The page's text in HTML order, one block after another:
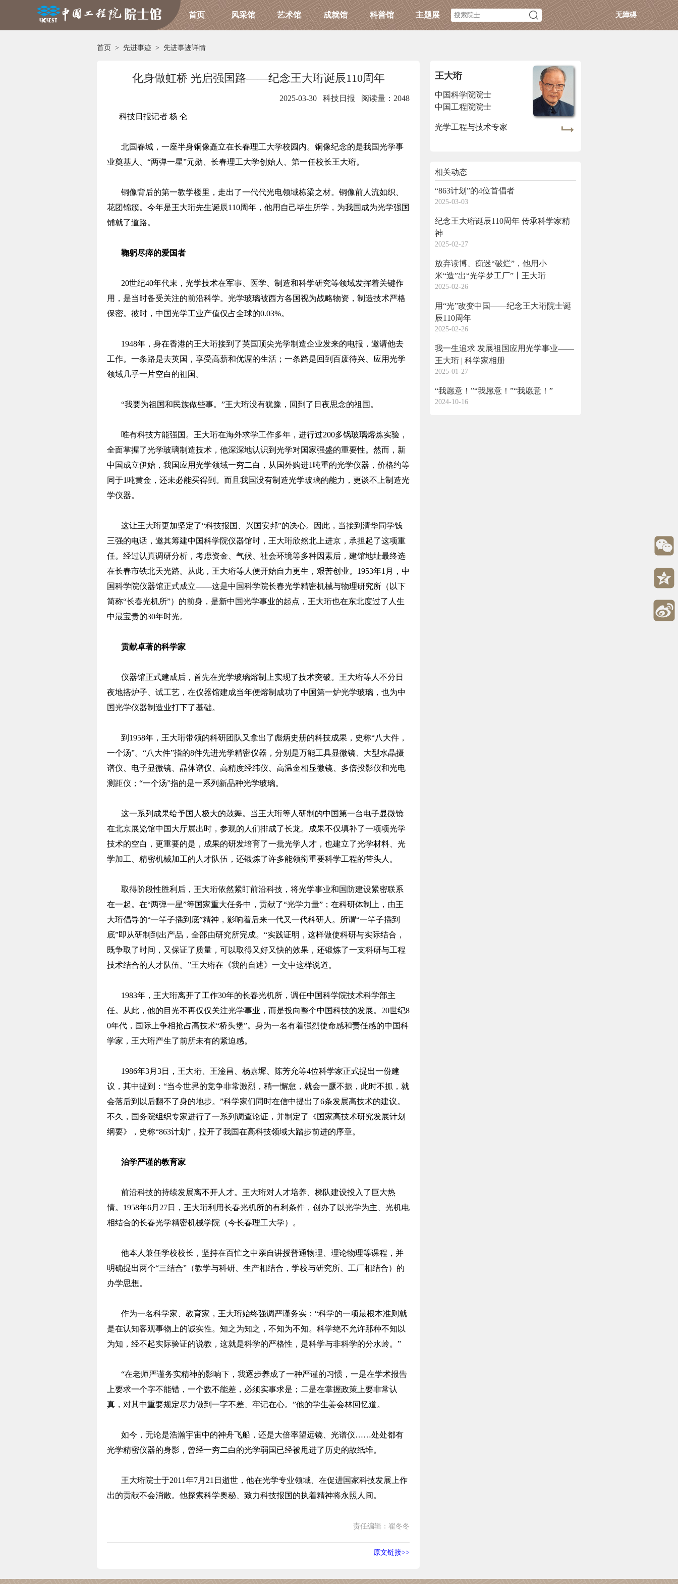
首页 风采馆 艺术馆 成就馆 科普馆 主题展 无障碍
首页 > 先进事迹 > 先进事迹详情
化身做虹桥 光启强国路——纪念王大珩诞辰110周年
2025-03-30 科技日报 阅读量：2048
科技日报记者 杨 仑
北国春城，一座半身铜像矗立在长春理工大学校园内。铜像纪念的是我国光学事
业奠基人、“两弹一星”元勋、长春理工大学创始人、第一任校长王大珩。
铜像背后的第一教学楼里，走出了一代代光电领域栋梁之材。铜像前人流如织、
花团锦簇。今年是王大珩先生诞辰110周年，他用自己毕生所学，为我国成为光学强国
铺就了道路。
鞠躬尽瘁的爱国者
20世纪40年代末，光学技术在军事、医学、制造和科学研究等领域发挥着关键作
用，是当时备受关注的前沿科学。光学玻璃被西方各国视为战略物资，制造技术严格
保密。彼时，中国光学工业产值仅占全球的0.03%。
1948年，身在香港的王大珩接到了英国顶尖光学制造企业发来的电报，邀请他去
工作。一条路是去英国，享受高薪和优渥的生活；一条路是回到百废待兴、应用光学
领域几乎一片空白的祖国。
“我要为祖国和民族做些事。”王大珩没有犹豫，回到了日夜思念的祖国。
唯有科技方能强国。王大珩在海外求学工作多年，进行过200多锅玻璃熔炼实验，
全面掌握了光学玻璃制造技术，他深深地认识到光学对国家强盛的重要性。然而，新
中国成立伊始，我国应用光学领域一穷二白，从国外购进1吨重的光学仪器，价格约等
同于1吨黄金，还未必能买得到。而且我国没有制造光学玻璃的能力，更谈不上制造光
学仪器。
这让王大珩更加坚定了“科技报国、兴国安邦”的决心。因此，当接到清华同学钱
三强的电话，邀其筹建中国科学院仪器馆时，王大珩欣然北上进京，承担起了这项重
任。经过认真调研分析，考虑资金、气候、社会环境等多种因素后，建馆地址最终选
在长春市铁北天光路。从此，王大珩等人便开始自力更生，艰苦创业。1953年1月，中
国科学院仪器馆正式成立——这是中国科学院长春光学精密机械与物理研究所（以下
简称“长春光机所”）的前身，是新中国光学事业的起点，王大珩也在东北度过了人生
中最宝贵的30年时光。
贡献卓著的科学家
仪器馆正式建成后，首先在光学玻璃熔制上实现了技术突破。王大珩等人不分日
夜地搭炉子、试工艺，在仪器馆建成当年便熔制成功了中国第一炉光学玻璃，也为中
国光学仪器制造业打下了基础。
到1958年，王大珩带领的科研团队又拿出了彪炳史册的科技成果，史称“八大件，
一个汤”。“八大件”指的8件先进光学精密仪器，分别是万能工具显微镜、大型水晶摄
谱仪、电子显微镜、晶体谱仪、高精度经纬仪、高温金相显微镜、多倍投影仪和光电
测距仪；“一个汤”指的是一系列新品种光学玻璃。
这一系列成果给予国人极大的鼓舞。当王大珩等人研制的中国第一台电子显微镜
在北京展览馆中国大厅展出时，参观的人们排成了长龙。成果不仅填补了一项项光学
技术的空白，更重要的是，成果的研发培育了一批光学人才，也建立了光学材料、光
学加工、精密机械加工的人才队伍，还锻炼了许多能领衔重要科学工程的带头人。
取得阶段性胜利后，王大珩依然紧盯前沿科技，将光学事业和国防建设紧密联系
在一起。在“两弹一星”等国家重大任务中，贡献了“光学力量”；在科研体制上，由王
大珩倡导的“一竿子插到底”精神，影响着后来一代又一代科研人。所谓“一竿子插到
底”即从研制到出产品，全部由研究所完成。“实践证明，这样做使科研与实际结合，
既争取了时间，又保证了质量，可以取得又好又快的效果，还锻炼了一支科研与工程
技术结合的人才队伍。”王大珩在《我的自述》一文中这样说道。
1983年，王大珩离开了工作30年的长春光机所，调任中国科学院技术科学部主
任。从此，他的目光不再仅仅关注光学事业，而是投向整个中国科技的发展。20世纪8
0年代，国际上争相抢占高技术“桥头堡”。身为一名有着强烈使命感和责任感的中国科
学家，王大珩产生了前所未有的紧迫感。
1986年3月3日，王大珩、王淦昌、杨嘉墀、陈芳允等4位科学家正式提出一份建
议，其中提到：“当今世界的竞争非常激烈，稍一懈怠，就会一蹶不振，此时不抓，就
会落后到以后翻不了身的地步。”科学家们同时在信中提出了6条发展高技术的建议。
不久，国务院组织专家进行了一系列调查论证，并制定了《国家高技术研究发展计划
纲要》，史称“863计划”，拉开了我国在高科技领域大踏步前进的序章。
治学严谨的教育家
前沿科技的持续发展离不开人才。王大珩对人才培养、梯队建设投入了巨大热
情。1958年6月27日，王大珩利用长春光机所的有利条件，创办了以光学为主、光机电
相结合的长春光学精密机械学院（今长春理工大学）。
他本人兼任学校校长，坚持在百忙之中亲自讲授普通物理、理论物理等课程，并
明确提出两个“三结合”（教学与科研、生产相结合，学校与研究所、工厂相结合）的
办学思想。
作为一名科学家、教育家，王大珩始终强调严谨务实：“科学的一项最根本准则就
是在认知客观事物上的诚实性。知之为知之，不知为不知。科学绝不允许那种不知以
为知，经不起实际验证的说教，这就是科学的严格性，是科学与非科学的分水岭。”
“在老师严谨务实精神的影响下，我逐步养成了一种严谨的习惯，一是在学术报告
上要求一个字不能错，一个数不能差，必须实事求是；二是在掌握政策上要非常认
真，对其中重要规定尽力做到一字不差、牢记在心。”他的学生姜会林回忆道。
如今，无论是浩瀚宇宙中的神舟飞船，还是大倍率望远镜、光谱仪……处处都有
光学精密仪器的身影，曾经一穷二白的光学弱国已经被甩进了历史的故纸堆。
王大珩院士于2011年7月21日逝世，他在光学专业领域、在促进国家科技发展上作
出的贡献不会消散。他探索科学奥秘、致力科技报国的执着精神将永照人间。
责任编辑：翟冬冬
原文链接>>
王大珩
中国科学院院士
中国工程院院士
光学工程与技术专家
相关动态
“863计划”的4位首倡者
2025-03-03
纪念王大珩诞辰110周年 传承科学家精
神
2025-02-27
放弃读博、痴迷“破烂”，他用小
米“造”出“光学梦工厂”丨王大珩
2025-02-26
用“光”改变中国——纪念王大珩院士诞
辰110周年
2025-02-26
我一生追求 发展祖国应用光学事业——
王大珩 | 科学家相册
2025-01-27
“我愿意！”“我愿意！”“我愿意！”
2024-10-16